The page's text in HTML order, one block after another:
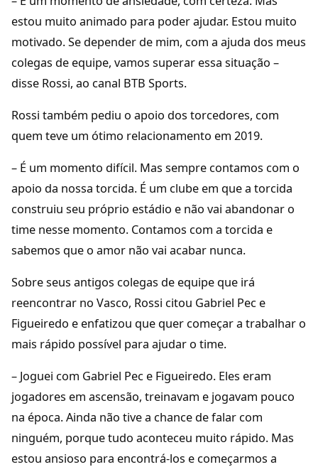
estou muito animado para poder ajudar. Estou muito
motivado. Se depender de mim, com a ajuda dos meus
colegas de equipe, vamos superar essa situação –
disse Rossi, ao canal BTB Sports.
Rossi também pediu o apoio dos torcedores, com
quem teve um ótimo relacionamento em 2019.
– É um momento difícil. Mas sempre contamos com o
apoio da nossa torcida. É um clube em que a torcida
construiu seu próprio estádio e não vai abandonar o
time nesse momento. Contamos com a torcida e
sabemos que o amor não vai acabar nunca.
Sobre seus antigos colegas de equipe que irá
reencontrar no Vasco, Rossi citou Gabriel Pec e
Figueiredo e enfatizou que quer começar a trabalhar o
mais rápido possível para ajudar o time.
– Joguei com Gabriel Pec e Figueiredo. Eles eram
jogadores em ascensão, treinavam e jogavam pouco
na época. Ainda não tive a chance de falar com
ninguém, porque tudo aconteceu muito rápido. Mas
estou ansioso para encontrá-los e começarmos a